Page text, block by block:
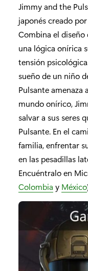
Jimmy and the
japonés creado
Combina el diseño
una lógica onírica
tensión
sueño de un niño
Pulsante amenaza
mundo onírico,
salvar a sus seres
Pulsante. En el
familia, enfrentar
en las pesadillas
Encuéntralo en
Colombia y México